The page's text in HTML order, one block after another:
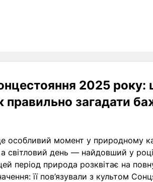
2025
правильно загадати
особливий момент у природному
а світловий день — найдовший у
період природа розквітає на
її пов’язували з культом